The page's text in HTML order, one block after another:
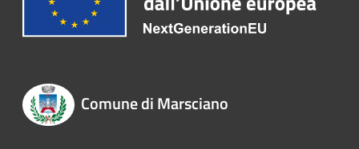
Comune di Marsciano